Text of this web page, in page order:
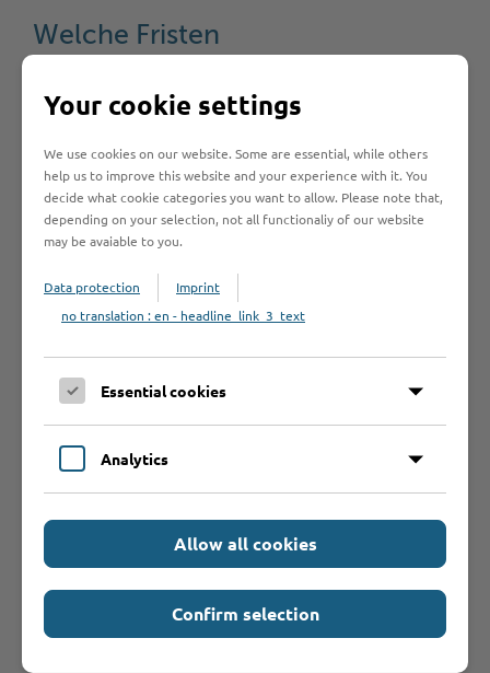
Welche Fristen
beachten?
Bearbeitungsdauer
Rechtsgrundlage
Anträge /
Formulare
Was sollte ich
noch wissen?
Rechtsbehelf
Your cookie settings
We use cookies on our website. Some are essential, while others
help us to improve this website and your experience with it. You
decide what cookie categories you want to allow. Please note that,
depending on your selection, not all functionaliy of our website
may be avaiable to you.
Data protection
Imprint
no translation : en - headline_link_3_text
Essential cookies
Analytics
Allow all cookies
Confirm selection